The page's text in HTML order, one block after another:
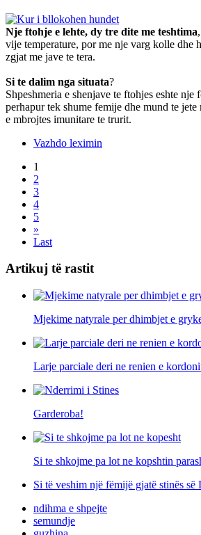
Nje ftohje e lehte, dy tre dite me teshtima
vije temperature, por me nje varg kolle dhe
zgjat me jave te tera.
Si te dalim nga situata?
Shpeshmeria e shenjave te ftohjes eshte nje
perhapur tek shume femije dhe mund te jete
e mbrojtes imunitare te trurit.
Vazhdo leximin
1
2
3
4
5
»
Last
Artikuj të rastit
Mjekime natyrale per dhimbjet e
Larje parciale deri ne renien e
Garderoba!
Si te shkojme pa lot ne kopshtin
Si të veshim një fëmijë gjatë stinës së
ndihma e shpejte
semundje